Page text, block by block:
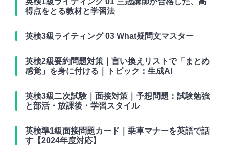
得点をとる教材と学習法
英検3級ライティング 03 What疑問文マスター
英検2級要約問題対策｜言い換えリストで「まとめ
感覚」を身に付ける｜トピック：生成AI
英検3級二次試験｜面接対策｜予想問題：試験勉強
と部活・放課後・学習スタイル
英検準1級面接問題カード｜乗車マナーを英語で話
す【2024年度対応】